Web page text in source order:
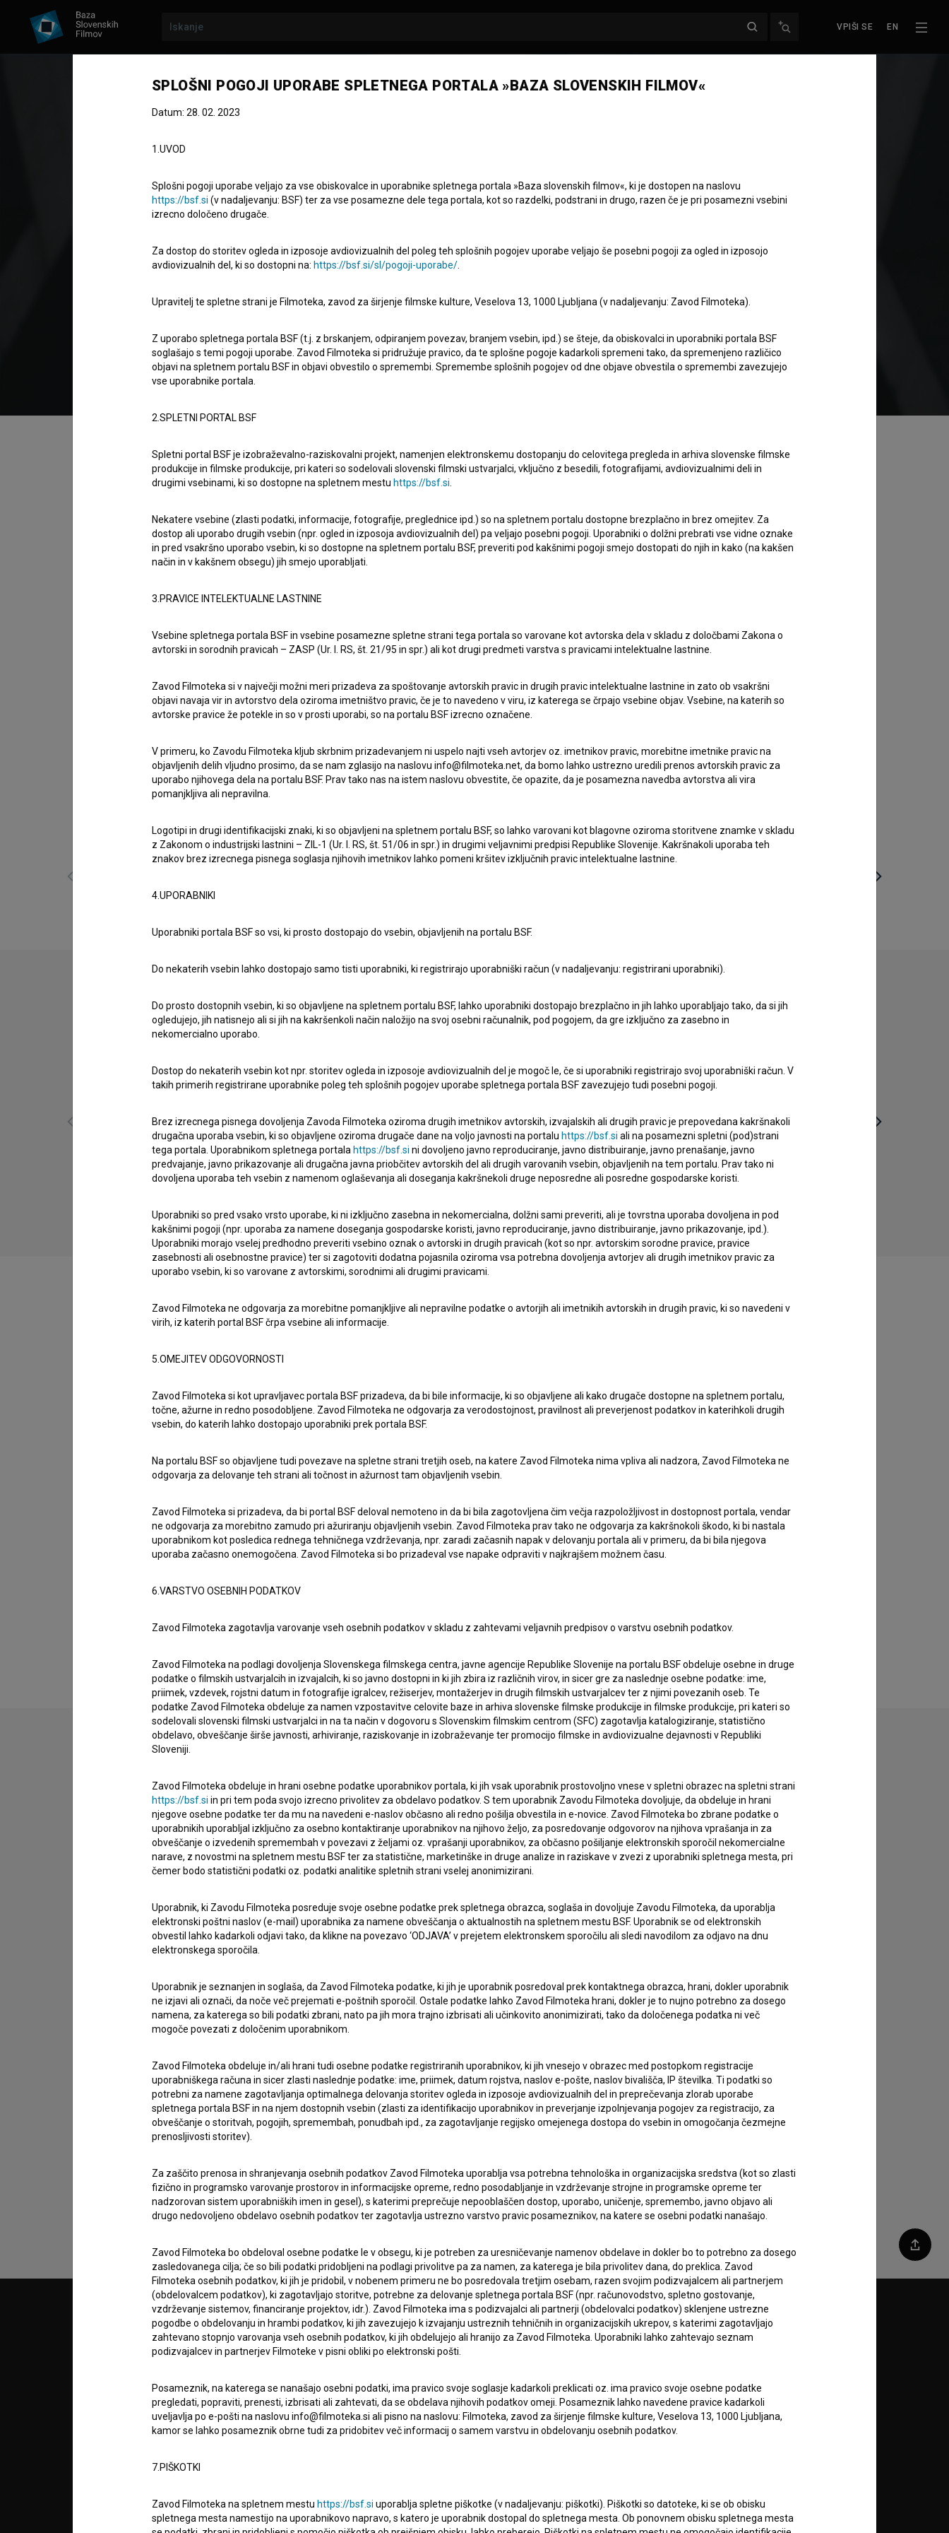
VPIŠI SE EN
Nebesa
Celovečerni igrani film
122'
Želim si ogledati ta film
2001, 2026). Govori o vplivu čudežev na sodobno družbo. V filmu se večkrat pojavijo številni liki, katerih
usode se prepletajo in zapletajo v čedalje bolj bizarnih okoliščinah.
Srdjan Dragojević
Goran Navojec,Ksenija Marinković,Bojan Navojec
Oglejte si
Dan ljubezni: Epizoda 3 (2009) Poroka (2014) Dobro unovčeno popoldne (2016)
Zasedba
Organizacije
Nagrade in nominacije
Projekcije
Razširjeni podatki
Financiranje
Spoštovani, s pomočjo spodnjega obrazca lahko stopite v stik z uredništvom Baze slovenskih filmov. Veseli bomo vaših odzivov.
imam vprašanje
prijavljam napako
želim dodati podatke
Sprejemamsplošne pogojein dajem
Deli
© 2018-2026, Filmoteka,
zavod za širjenje filmske kulture
info@filmoteka.si
Tehnična pomoč: podpora@bsf.si
Mednarodna številka ISSN 2670-787X
Projekt sofinancira:
PARTNERJI
O PROJEKTU
KONTAKT
PRIJAVITE SE NA BSF NOVIČNIK:
PRIJAVA
Sprejemamsplošne pogojein dajemsoglasjeza
zbiranje, hrambo in obdelavo osebnih podatkov.
Sledite nam na:
RSS dogodki
SPLOŠNI POGOJI UPORABE SPLETNEGA PORTALA »BAZA SLOVENSKIH FILMOV«
Datum: 28. 02. 2023
1.UVOD
Splošni pogoji uporabe veljajo za vse obiskovalce in uporabnike spletnega portala »Baza slovenskih filmov«, ki je dostopen na naslovu
https://bsf.si (v nadaljevanju: BSF) ter za vse posamezne dele tega portala, kot so razdelki, podstrani in drugo, razen če je pri posamezni vsebini
izrecno določeno drugače.
Za dostop do storitev ogleda in izposoje avdiovizualnih del poleg teh splošnih pogojev uporabe veljajo še posebni pogoji za ogled in izposojo
avdiovizualnih del, ki so dostopni na: https://bsf.si/sl/pogoji-uporabe/
Upravitelj te spletne strani je Filmoteka, zavod za širjenje filmske kulture, Veselova 13, 1000 Ljubljana (v nadaljevanju: Zavod Filmoteka).
Z uporabo spletnega portala BSF (t.j. z brskanjem, odpiranjem povezav, branjem vsebin, ipd.) se šteje, da obiskovalci in uporabniki portala BSF
soglašajo s temi pogoji uporabe. Zavod Filmoteka si pridružuje pravico, da te splošne pogoje kadarkoli spremeni tako, da spremenjeno različico
objavi na spletnem portalu BSF in objavi obvestilo o spremembi. Spremembe splošnih pogojev od dne objave obvestila o spremembi zavezujejo
vse uporabnike portala.
2.SPLETNI PORTAL BSF
Spletni portal BSF je izobraževalno-raziskovalni projekt, namenjen elektronskemu dostopanju do celovitega pregleda in arhiva slovenske filmske
produkcije in filmske produkcije, pri kateri so sodelovali slovenski filmski ustvarjalci, vključno z besedili, fotografijami, avdiovizualnimi deli in
drugimi vsebinami, ki so dostopne na spletnem mestu https://bsf.si
Nekatere vsebine (zlasti podatki, informacije, fotografije, preglednice ipd.) so na spletnem portalu dostopne brezplačno in brez omejitev. Za
dostop ali uporabo drugih vsebin (npr. ogled in izposoja avdiovizualnih del) pa veljajo posebni pogoji. Uporabniki o dolžni prebrati vse vidne oznake
in pred vsakršno uporabo vsebin, ki so dostopne na spletnem portalu BSF, preveriti pod kakšnimi pogoji smejo dostopati do njih in kako (na kakšen
način in v kakšnem obsegu) jih smejo uporabljati.
3.PRAVICE INTELEKTUALNE LASTNINE
Vsebine spletnega portala BSF in vsebine posamezne spletne strani tega portala so varovane kot avtorska dela v skladu z določbami Zakona o
avtorski in sorodnih pravicah – ZASP (Ur. l. RS, št. 21/95 in spr.) ali kot drugi predmeti varstva s pravicami intelektualne lastnine.
Zavod Filmoteka si v največji možni meri prizadeva za spoštovanje avtorskih pravic in drugih pravic intelektualne lastnine in zato ob vsakršni
objavi navaja vir in avtorstvo dela oziroma imetništvo pravic, če je to navedeno v viru, iz katerega se črpajo vsebine objav. Vsebine, na katerih so
avtorske pravice že potekle in so v prosti uporabi, so na portalu BSF izrecno označene.
V primeru, ko Zavodu Filmoteka kljub skrbnim prizadevanjem ni uspelo najti vseh avtorjev oz. imetnikov pravic, morebitne imetnike pravic na
objavljenih delih vljudno prosimo, da se nam zglasijo na naslovu info@filmoteka.net, da bomo lahko ustrezno uredili prenos avtorskih pravic za
uporabo njihovega dela na portalu BSF. Prav tako nas na istem naslovu obvestite, če opazite, da je posamezna navedba avtorstva ali vira
pomanjkljiva ali nepravilna.
Logotipi in drugi identifikacijski znaki, ki so objavljeni na spletnem portalu BSF, so lahko varovani kot blagovne oziroma storitvene znamke v skladu
z Zakonom o industrijski lastnini – ZIL-1 (Ur. l. RS, št. 51/06 in spr.) in drugimi veljavnimi predpisi Republike Slovenije. Kakršnakoli uporaba teh
znakov brez izrecnega pisnega soglasja njihovih imetnikov lahko pomeni kršitev izključnih pravic intelektualne lastnine.
4.UPORABNIKI
Uporabniki portala BSF so vsi, ki prosto dostopajo do vsebin, objavljenih na portalu BSF.
Do nekaterih vsebin lahko dostopajo samo tisti uporabniki, ki registrirajo uporabniški račun (v nadaljevanju: registrirani uporabniki).
Do prosto dostopnih vsebin, ki so objavljene na spletnem portalu BSF, lahko uporabniki dostopajo brezplačno in jih lahko uporabljajo tako, da si jih
ogledujejo, jih natisnejo ali si jih na kakršenkoli način naložijo na svoj osebni računalnik, pod pogojem, da gre izključno za zasebno in
nekomercialno uporabo.
Dostop do nekaterih vsebin kot npr. storitev ogleda in izposoje avdiovizualnih del je mogoč le, če si uporabniki registrirajo svoj uporabniški račun. V
takih primerih registrirane uporabnike poleg teh splošnih pogojev uporabe spletnega portala BSF zavezujejo tudi posebni pogoji.
Brez izrecnega pisnega dovoljenja Zavoda Filmoteka oziroma drugih imetnikov avtorskih, izvajalskih ali drugih pravic je prepovedana kakršnakoli
drugačna uporaba vsebin, ki so objavljene oziroma drugače dane na voljo javnosti na portalu https://bsf.si ali na posamezni spletni (pod)strani
tega portala. Uporabnikom spletnega portala https://bsf.si ni dovoljeno javno reproduciranje, javno distribuiranje, javno prenašanje, javno
predvajanje, javno prikazovanje ali drugačna javna priobčitev avtorskih del ali drugih varovanih vsebin, objavljenih na tem portalu. Prav tako ni
dovoljena uporaba teh vsebin z namenom oglaševanja ali doseganja kakršnekoli druge neposredne ali posredne gospodarske koristi.
Uporabniki so pred vsako vrsto uporabe, ki ni izključno zasebna in nekomercialna, dolžni sami preveriti, ali je tovrstna uporaba dovoljena in pod
kakšnimi pogoji (npr. uporaba za namene doseganja gospodarske koristi, javno reproduciranje, javno distribuiranje, javno prikazovanje, ipd.).
Uporabniki morajo vselej predhodno preveriti vsebino oznak o avtorski in drugih pravicah (kot so npr. avtorskim sorodne pravice, pravice
zasebnosti ali osebnostne pravice) ter si zagotoviti dodatna pojasnila oziroma vsa potrebna dovoljenja avtorjev ali drugih imetnikov pravic za
uporabo vsebin, ki so varovane z avtorskimi, sorodnimi ali drugimi pravicami.
Zavod Filmoteka ne odgovarja za morebitne pomanjkljive ali nepravilne podatke o avtorjih ali imetnikih avtorskih in drugih pravic, ki so navedeni v
virih, iz katerih portal BSF črpa vsebine ali informacije.
5.OMEJITEV ODGOVORNOSTI
Zavod Filmoteka si kot upravljavec portala BSF prizadeva, da bi bile informacije, ki so objavljene ali kako drugače dostopne na spletnem portalu,
točne, ažurne in redno posodobljene. Zavod Filmoteka ne odgovarja za verodostojnost, pravilnost ali preverjenost podatkov in katerihkoli drugih
vsebin, do katerih lahko dostopajo uporabniki prek portala BSF.
Na portalu BSF so objavljene tudi povezave na spletne strani tretjih oseb, na katere Zavod Filmoteka nima vpliva ali nadzora, Zavod Filmoteka ne
odgovarja za delovanje teh strani ali točnost in ažurnost tam objavljenih vsebin.
Zavod Filmoteka si prizadeva, da bi portal BSF deloval nemoteno in da bi bila zagotovljena čim večja razpoložljivost in dostopnost portala, vendar
ne odgovarja za morebitno zamudo pri ažuriranju objavljenih vsebin. Zavod Filmoteka prav tako ne odgovarja za kakršnokoli škodo, ki bi nastala
uporabnikom kot posledica rednega tehničnega vzdrževanja, npr. zaradi začasnih napak v delovanju portala ali v primeru, da bi bila njegova
uporaba začasno onemogočena. Zavod Filmoteka si bo prizadeval vse napake odpraviti v najkrajšem možnem času.
6.VARSTVO OSEBNIH PODATKOV
Zavod Filmoteka zagotavlja varovanje vseh osebnih podatkov v skladu z zahtevami veljavnih predpisov o varstvu osebnih podatkov.
Zavod Filmoteka na podlagi dovoljenja Slovenskega filmskega centra, javne agencije Republike Slovenije na portalu BSF obdeluje osebne in druge
podatke o filmskih ustvarjalcih in izvajalcih, ki so javno dostopni in ki jih zbira iz različnih virov, in sicer gre za naslednje osebne podatke: ime,
priimek, vzdevek, rojstni datum in fotografije igralcev, režiserjev, montažerjev in drugih filmskih ustvarjalcev ter z njimi povezanih oseb. Te
podatke Zavod Filmoteka obdeluje za namen vzpostavitve celovite baze in arhiva slovenske filmske produkcije in filmske produkcije, pri kateri so
sodelovali slovenski filmski ustvarjalci in na ta način v dogovoru s Slovenskim filmskim centrom (SFC) zagotavlja katalogiziranje, statistično
obdelavo, obveščanje širše javnosti, arhiviranje, raziskovanje in izobraževanje ter promocijo filmske in avdiovizualne dejavnosti v Republiki
Sloveniji.
Zavod Filmoteka obdeluje in hrani osebne podatke uporabnikov portala, ki jih vsak uporabnik prostovoljno vnese v spletni obrazec na spletni strani
https://bsf.si in pri tem poda svojo izrecno privolitev za obdelavo podatkov. S tem uporabnik Zavodu Filmoteka dovoljuje, da obdeluje in hrani
njegove osebne podatke ter da mu na navedeni e-naslov občasno ali redno pošilja obvestila in e-novice. Zavod Filmoteka bo zbrane podatke o
uporabnikih uporabljal izključno za osebno kontaktiranje uporabnikov na njihovo željo, za posredovanje odgovorov na njihova vprašanja in za
obveščanje o izvedenih spremembah v povezavi z željami oz. vprašanji uporabnikov, za občasno pošiljanje elektronskih sporočil nekomercialne
narave, z novostmi na spletnem mestu BSF ter za statistične, marketinške in druge analize in raziskave v zvezi z uporabniki spletnega mesta, pri
čemer bodo statistični podatki oz. podatki analitike spletnih strani vselej anonimizirani.
Uporabnik, ki Zavodu Filmoteka posreduje svoje osebne podatke prek spletnega obrazca, soglaša in dovoljuje Zavodu Filmoteka, da uporablja
elektronski poštni naslov (e-mail) uporabnika za namene obveščanja o aktualnostih na spletnem mestu BSF. Uporabnik se od elektronskih
obvestil lahko kadarkoli odjavi tako, da klikne na povezavo ‘ODJAVA’ v prejetem elektronskem sporočilu ali sledi navodilom za odjavo na dnu
elektronskega sporočila.
Uporabnik je seznanjen in soglaša, da Zavod Filmoteka podatke, ki jih je uporabnik posredoval prek kontaktnega obrazca, hrani, dokler uporabnik
ne izjavi ali označi, da noče več prejemati e-poštnih sporočil. Ostale podatke lahko Zavod Filmoteka hrani, dokler je to nujno potrebno za dosego
namena, za katerega so bili podatki zbrani, nato pa jih mora trajno izbrisati ali učinkovito anonimizirati, tako da določenega podatka ni več
mogoče povezati z določenim uporabnikom.
Zavod Filmoteka obdeluje in/ali hrani tudi osebne podatke registriranih uporabnikov, ki jih vnesejo v obrazec med postopkom registracije
uporabniškega računa in sicer zlasti naslednje podatke: ime, priimek, datum rojstva, naslov e-pošte, naslov bivališča, IP številka. Ti podatki so
potrebni za namene zagotavljanja optimalnega delovanja storitev ogleda in izposoje avdiovizualnih del in preprečevanja zlorab uporabe
spletnega portala BSF in na njem dostopnih vsebin (zlasti za identifikacijo uporabnikov in preverjanje izpolnjevanja pogojev za registracijo, za
obveščanje o storitvah, pogojih, spremembah, ponudbah ipd., za zagotavljanje regijsko omejenega dostopa do vsebin in omogočanja čezmejne
prenosljivosti storitev).
Za zaščito prenosa in shranjevanja osebnih podatkov Zavod Filmoteka uporablja vsa potrebna tehnološka in organizacijska sredstva (kot so zlasti
fizično in programsko varovanje prostorov in informacijske opreme, redno posodabljanje in vzdrževanje strojne in programske opreme ter
nadzorovan sistem uporabniških imen in gesel), s katerimi preprečuje nepooblaščen dostop, uporabo, uničenje, spremembo, javno objavo ali
drugo nedovoljeno obdelavo osebnih podatkov ter zagotavlja ustrezno varstvo pravic posameznikov, na katere se osebni podatki nanašajo.
Zavod Filmoteka bo obdeloval osebne podatke le v obsegu, ki je potreben za uresničevanje namenov obdelave in dokler bo to potrebno za dosego
zasledovanega cilja; če so bili podatki pridobljeni na podlagi privolitve pa za namen, za katerega je bila privolitev dana, do preklica. Zavod
Filmoteka osebnih podatkov, ki jih je pridobil, v nobenem primeru ne bo posredovala tretjim osebam, razen svojim podizvajalcem ali partnerjem
(obdelovalcem podatkov), ki zagotavljajo storitve, potrebne za delovanje spletnega portala BSF (npr. računovodstvo, spletno gostovanje,
vzdrževanje sistemov, financiranje projektov, idr.). Zavod Filmoteka ima s podizvajalci ali partnerji (obdelovalci podatkov) sklenjene ustrezne
pogodbe o obdelovanju in hrambi podatkov, ki jih zavezujejo k izvajanju ustreznih tehničnih in organizacijskih ukrepov, s katerimi zagotavljajo
zahtevano stopnjo varovanja vseh osebnih podatkov, ki jih obdelujejo ali hranijo za Zavod Filmoteka. Uporabniki lahko zahtevajo seznam
podizvajalcev in partnerjev Filmoteke v pisni obliki po elektronski pošti.
Posameznik, na katerega se nanašajo osebni podatki, ima pravico svoje soglasje kadarkoli preklicati oz. ima pravico svoje osebne podatke
pregledati, popraviti, prenesti, izbrisati ali zahtevati, da se obdelava njihovih podatkov omeji. Posameznik lahko navedene pravice kadarkoli
uveljavlja po e-pošti na naslovu info@filmoteka.si ali pisno na naslovu: Filmoteka, zavod za širjenje filmske kulture, Veselova 13, 1000 Ljubljana,
kamor se lahko posameznik obrne tudi za pridobitev več informacij o samem varstvu in obdelovanju osebnih podatkov.
7.PIŠKOTKI
Zavod Filmoteka na spletnem mestu https://bsf.si uporablja spletne piškotke (v nadaljevanju: piškotki). Piškotki so datoteke, ki se ob obisku
spletnega mesta namestijo na uporabnikovo napravo, s katero je uporabnik dostopal do spletnega mesta. Ob ponovnem obisku spletnega mesta